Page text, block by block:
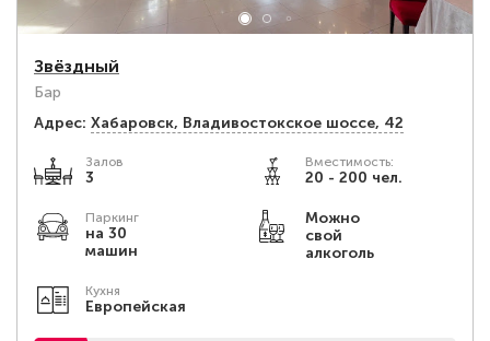
Звёздный
Бар
Адрес: Хабаровск, Владивостокское шоссе, 42
Залов
3
Вместимость:
20 - 200 чел.
Паркинг
на 30
машин
Можно
свой
алкоголь
Кухня
Европейская